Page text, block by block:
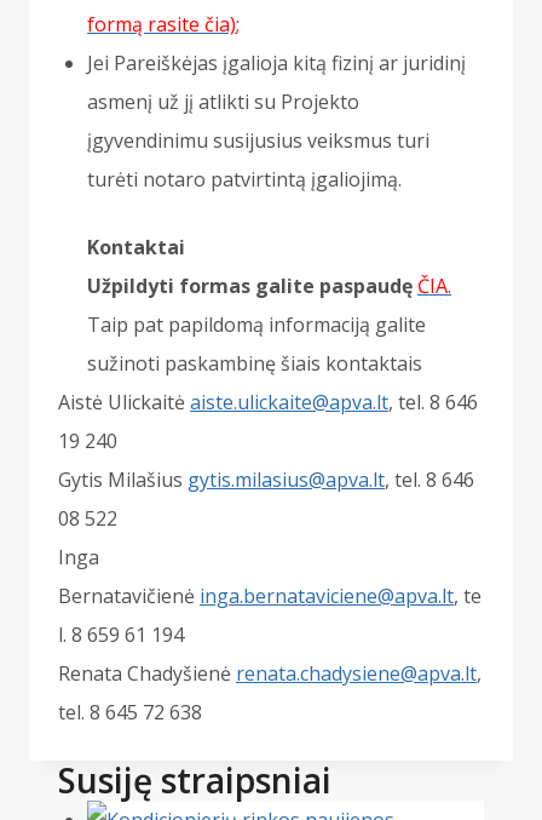
formą rasite čia);
Jei Pareiškėjas įgalioja kitą fizinį ar juridinį
asmenį už jį atlikti su Projekto
įgyvendinimu susijusius veiksmus turi
turėti notaro patvirtintą įgaliojimą.
Kontaktai
Užpildyti formas galite paspaudę ČIA.
Taip pat papildomą informaciją galite
sužinoti paskambinę šiais kontaktais
Aistė Ulickaitėaiste.ulickaite@apva.lt, tel. 8 646
19 240
Gytis Milašius gytis.milasius@apva.lt, tel. 8 646
08 522
Inga
Bernatavičienė inga.bernataviciene@apva.lt, te
l. 8 659 61 194
Renata Chadyšienė renata.chadysiene@apva.lt,
tel. 8 645 72 638
Susiję straipsniai